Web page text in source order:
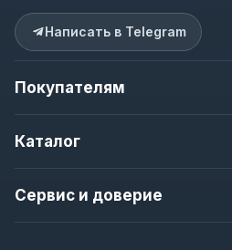
Написать в Telegram
Покупателям
Контакты
Полезная информация
Каталог
Samsung
Сервис и доверие